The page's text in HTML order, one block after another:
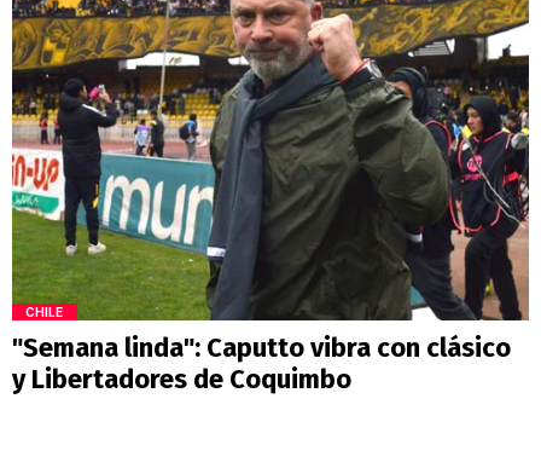
CHILE
"Semana linda": Caputto vibra con clásico
y Libertadores de Coquimbo